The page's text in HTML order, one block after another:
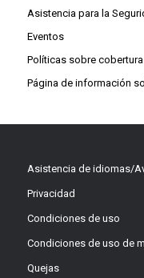
Asistencia para la
Eventos
Políticas sobre
Página de información
Asistencia de idiomas/
Privacidad
Condiciones de uso
Condiciones de uso de
Quejas